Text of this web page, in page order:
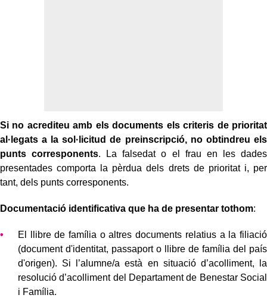
Si no acrediteu amb els documents els criteris de prioritat
al·legats a la sol·licitud de preinscripció, no obtindreu els
punts corresponents. La falsedat o el frau en les dades
presentades comporta la pèrdua dels drets de prioritat i, per
tant, dels punts corresponents.
Documentació identificativa que ha de presentar tothom:
El llibre de família o altres documents relatius a la filiació
(document d'identitat, passaport o llibre de família del país
d'origen). Si l’alumne/a està en situació d’acolliment, la
resolució d’acolliment del Departament de Benestar Social
i Família.